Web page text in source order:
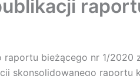
raportu bieżącego nr 1/
skonsolidowanego